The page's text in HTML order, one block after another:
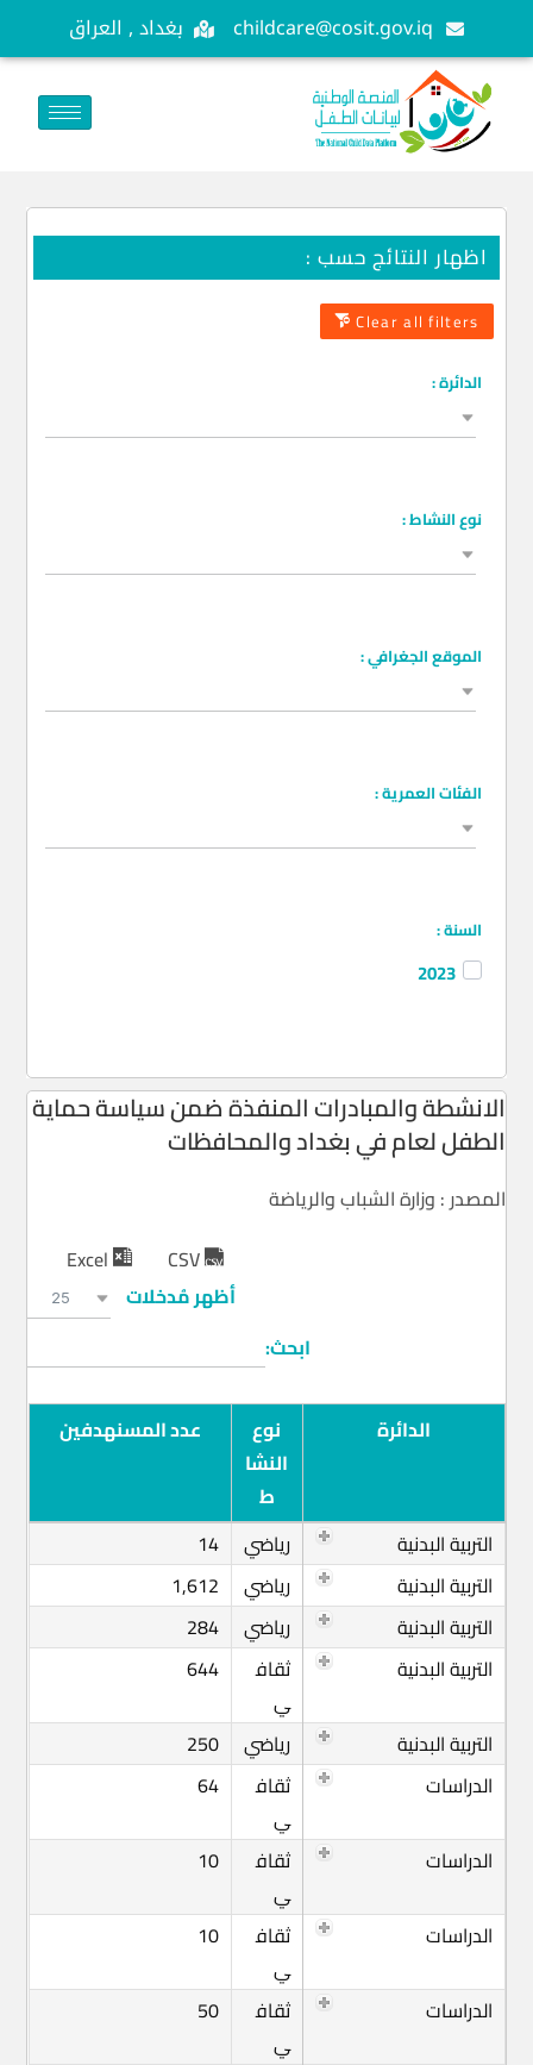
childcare@cosit.gov.iq بغداد , العراق
اظهار النتائج حسب :
Clear all filters
الدائرة :
نوع النشاط :
الموقع الجغرافي :
الفئات العمرية :
السنة :
2023
الانشطة والمبادرات المنفذة ضمن سياسة حماية
الطفل لعام في بغداد والمحافظات
المصدر : وزارة الشباب والرياضة
Excel
CSV
أظهر مُدخلات
25
ابحث:
الدائرة
نوع
النشا
ط
عدد المسنهدفين
التربية البدنية رياضي
14
التربية البدنية
رياضي
1,612
التربية البدنية
رياضي
284
التربية البدنية
ثقاف
ي
644
التربية البدنية رياضي
250
الدراسات
ثقاف
ي
64
الدراسات
ثقاف
ي
10
الدراسات
ثقاف
ي
10
الدراسات
ثقاف
ي
50